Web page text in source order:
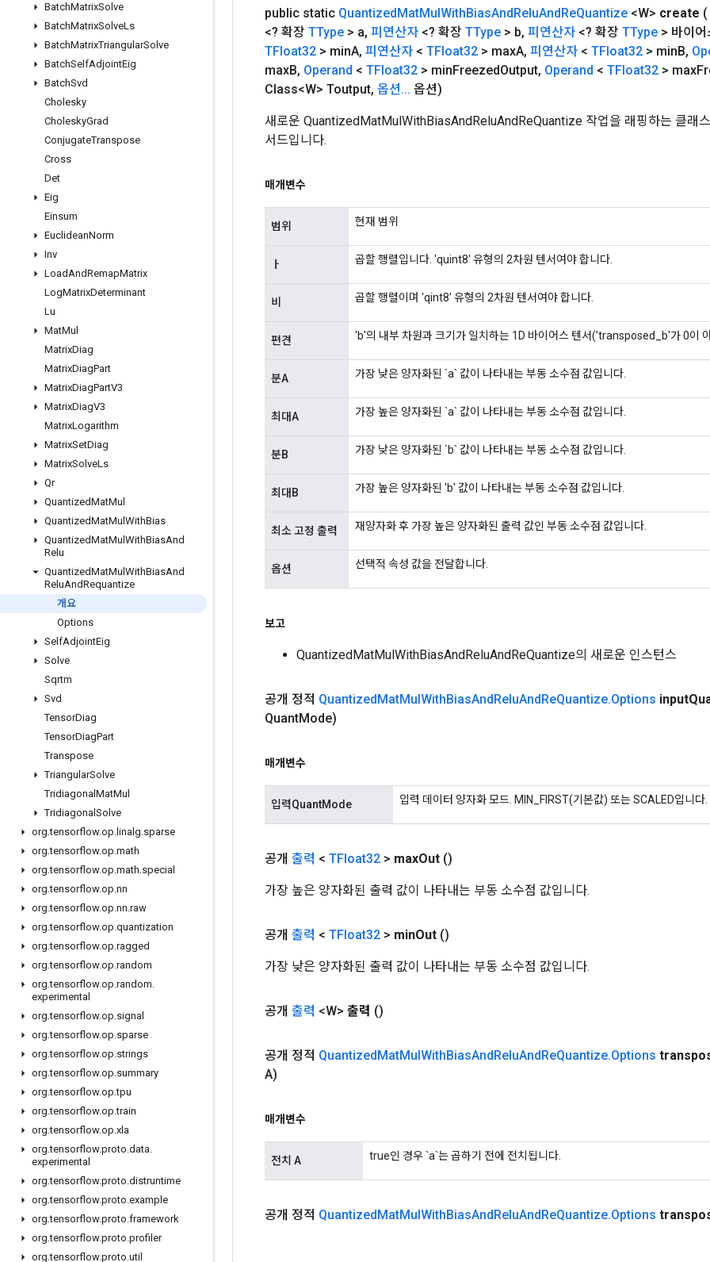
BatchMatrixSolve
BatchMatrixSolveLs
BatchMatrixTriangularSolve
BatchSelfAdjointEig
BatchSvd
Cholesky
CholeskyGrad
ConjugateTranspose
Cross
Det
Eig
Einsum
EuclideanNorm
Inv
LoadAndRemapMatrix
LogMatrixDeterminant
Lu
MatMul
MatrixDiag
MatrixDiagPart
MatrixDiagPartV3
MatrixDiagV3
MatrixLogarithm
MatrixSetDiag
MatrixSolveLs
Qr
QuantizedMatMul
QuantizedMatMul WithBias
QuantizedMatMul WithBiasAnd
Relu
QuantizedMatMul WithBiasAnd
ReluAndRequantize
개요
Options
SelfAdjointEig
Solve
Sqrtm
Svd
TensorDiag
TensorDiagPart
Transpose
TriangularSolve
Tridiagonal MatMul
Tridiagonal Solve
org.tensorflow.op. linalg.sparse
org.tensorflow.op.math
org.tensorflow.op.math.special
org.tensorflow.op.nn
org.tensorflow.op.nn.raw
org.tensorflow.op.quantization
org.tensorflow.op.ragged
org.tensorflow.op.random
org.tensorflow.op.random.
experimental
org.tensorflow.op.signal
org.tensorflow.op.sparse
org.tensorflow.op.strings
org.tensorflow.op.summary
org.tensorflow.op.tpu
org.tensorflow.op.train
org.tensorflow.op.xla
org.tensorflow.proto.data.
experimental
org.tensorflow.proto.distruntime
org.tensorflow.proto.example
org.tensorflow.proto.framework
org.tensorflow.proto.profiler
org.tensorflow.proto.util
public static QuantizedMatMulWithBiasAndReluAndReQuantize <W> create (
<? 확장 TType > a, 피연산자 <? 확장 TType > b, 피연산자 <? 확장 TType > 바이어
TFloat32 > minA, 피연산자 < TFloat32 > maxA, 피연산자 < TFloat32 > minB,
maxB, Operand < TFloat32 > minFreezedOutput, Operand < TFloat32 > max
Class<W> Toutput, 옵션... 옵션)
새로운 QuantizedMatMulWithBiasAndReluAndReQuantize 작업을 래핑하는 클래
서드입니다.
매개변수
범위 현재 범위
ㅏ 곱할 행렬입니다. 'quint8' 유형의 2차원 텐서여야 합니다.
비 곱할 행렬이며 'qint8' 유형의 2차원 텐서여야 합니다.
편견 'b'의 내부 차원과 크기가 일치하는 1D 바이어스 텐서('transposed_b'가 0이
분A 가장 낮은 양자화된 `a` 값이 나타내는 부동 소수점 값입니다.
최대A 가장 높은 양자화된 `a` 값이 나타내는 부동 소수점 값입니다.
분B 가장 낮은 양자화된 `b` 값이 나타내는 부동 소수점 값입니다.
최대B 가장 높은 양자화된 'b' 값이 나타내는 부동 소수점 값입니다.
최소 고정 출력 재양자화 후 가장 높은 양자화된 출력 값인 부동 소수점 값입니다.
옵션 선택적 속성 값을 전달합니다.
보고
QuantizedMatMulWithBiasAndReluAndReQuantize의 새로운 인스턴스
공개 정적 QuantizedMatMulWithBiasAndReluAndReQuantize.Options input
QuantMode)
매개변수
입력QuantMode 입력 데이터 양자화 모드. MIN_FIRST(기본값) 또는 SCALED입니다.
공개 출력 < TFloat32 > maxOut ()
가장 높은 양자화된 출력 값이 나타내는 부동 소수점 값입니다.
공개 출력 < TFloat32 > minOut ()
가장 낮은 양자화된 출력 값이 나타내는 부동 소수점 값입니다.
공개 출력 <W> 출력 ()
공개 정적 QuantizedMatMulWithBiasAndReluAndReQuantize.Options
A)
매개변수
전치 A true인 경우 `a`는 곱하기 전에 전치됩니다.
공개 정적 QuantizedMatMulWithBiasAndReluAndReQuantize.Options